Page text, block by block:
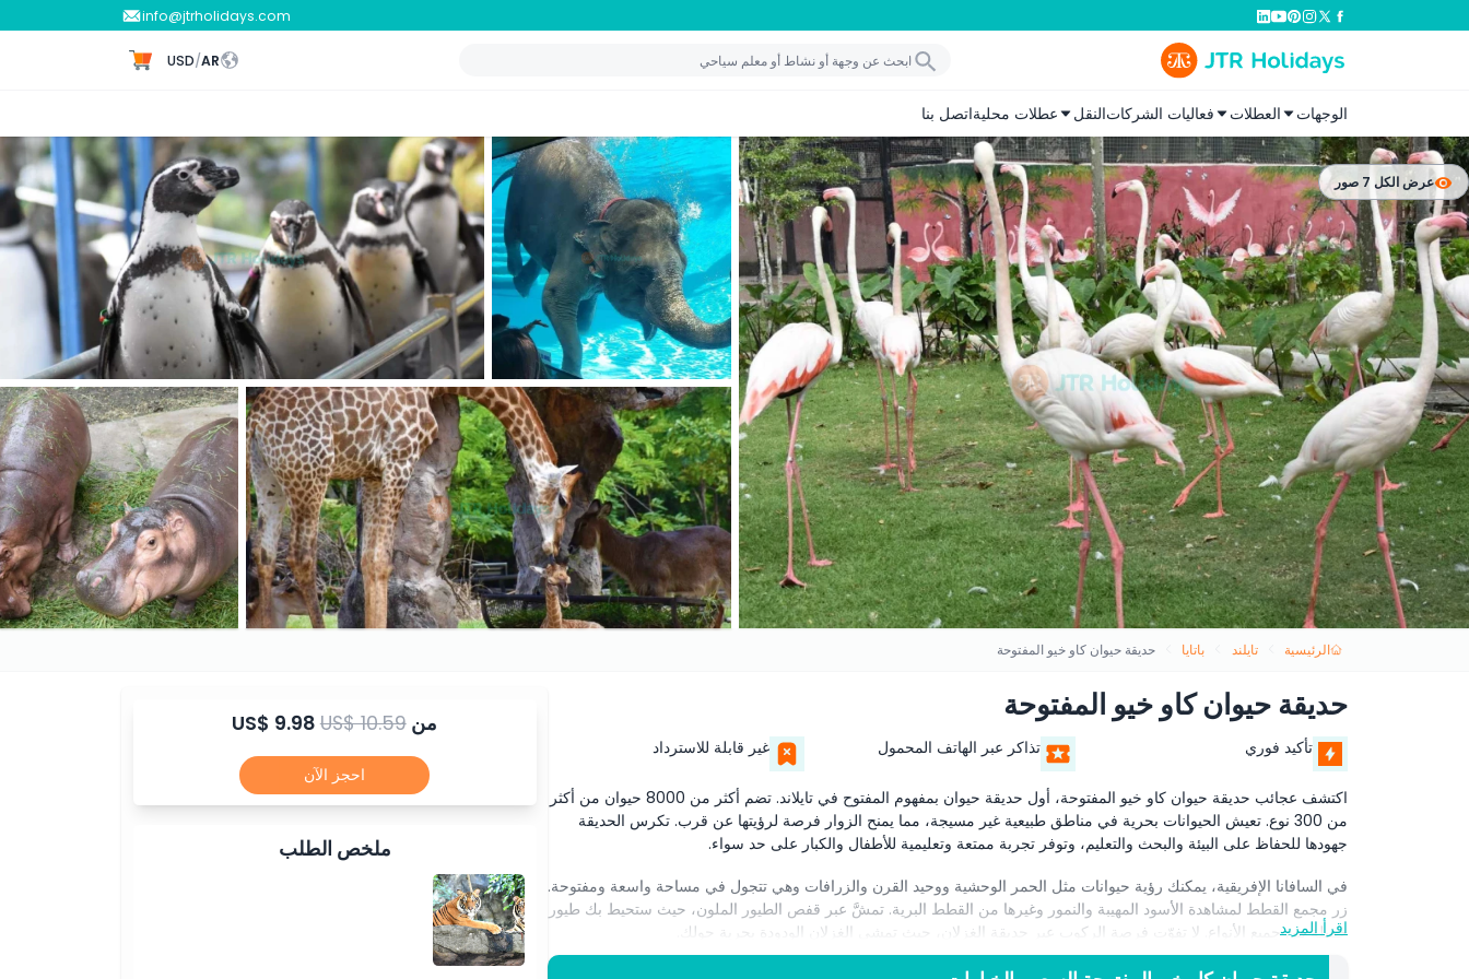
info@jtrholidays.com
AR
/
USD
الوجهات العطلات فعاليات الشركاتالنقل عطلات محليةاتصل بنا
عرض الكل 7 صور
الرئيسية تايلند باتايا حديقة حيوان كاو خيو المفتوحة
حديقة حيوان كاو خيو المفتوحة
تأكيد فوري تذاكر عبر الهاتف المحمول غير قابلة للاسترداد
اكتشف عجائب حديقة حيوان كاو خيو المفتوحة، أول حديقة حيوان بمفهوم المفتوح في تايلاند. تضم أكثر من 8000 حيوان من أكثر
من 300 نوع. تعيش الحيوانات بحرية في مناطق طبيعية غير مسيجة، مما يمنح الزوار فرصة لرؤيتها عن قرب. تكرس الحديقة
جهودها للحفاظ على البيئة والبحث والتعليم، وتوفر تجربة ممتعة وتعليمية للأطفال والكبار على حد سواء.
في السافانا الإفريقية، يمكنك رؤية حيوانات مثل الحمر الوحشية ووحيد القرن والزرافات وهي تتجول في مساحة واسعة ومفتوحة.
زر مجمع القطط لمشاهدة الأسود المهيبة والنمور وغيرها من القطط البرية. تمشَّ عبر قفص الطيور الملون، حيث ستحيط بك طيور
جميلة من جميع الأنواع. لا تفوّت فرصة الركوب عبر حديقة الغزلان، حيث تمشي الغزلان الودودة بحرية حولك.
يمكن للزوار إطعام الحيوانات ولمسها لتجربة أكثر تفاعلية. استمتع بموكب البطاريق الممتع واستكشف عالم الحيوانات الليلية البرّية
اقرأ المزيد
من US$ 9.98US$ 10.59
احجز الآن
ملخص الطلب